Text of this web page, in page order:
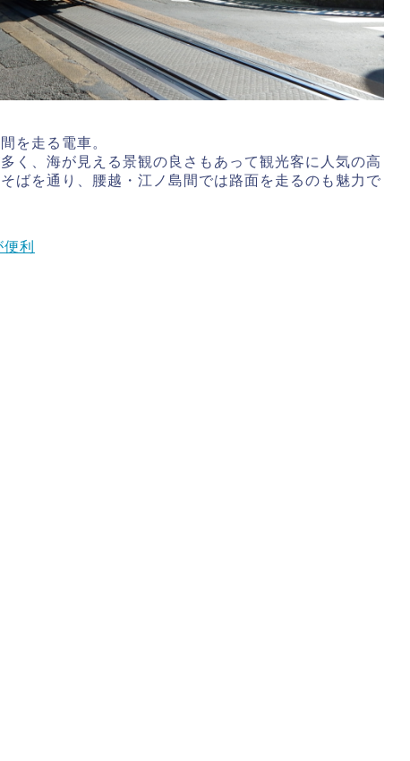
を走る電車。
く、海が見える景観の良さもあって観光客に人気の高
ばを通り、腰越・江ノ島間では路面を走るのも魅力で
利